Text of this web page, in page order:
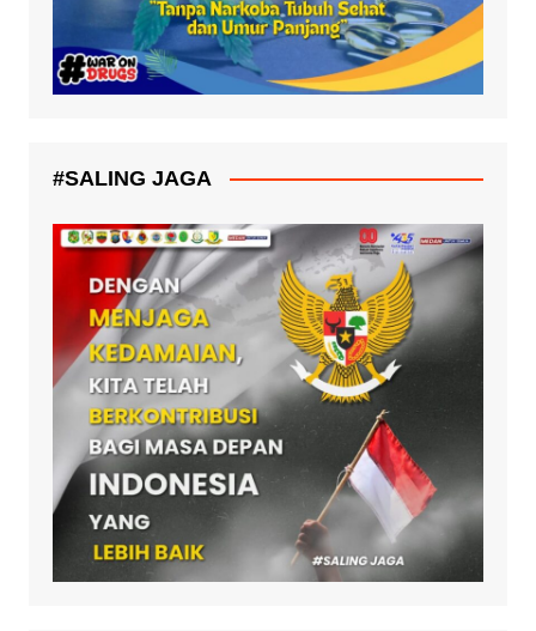
#SALING JAGA